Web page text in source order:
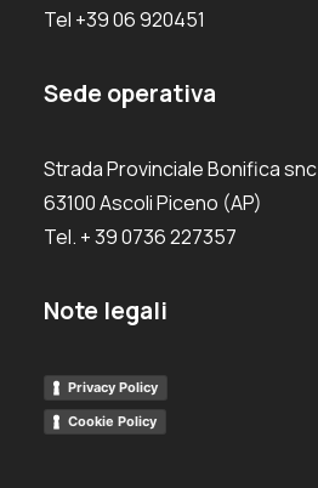
Tel +39 06 920451
Sede operativa
Strada Provinciale Bonifica snc
63100 Ascoli Piceno (AP)
Tel. + 39 0736 227357
Note legali
Privacy Policy
Cookie Policy